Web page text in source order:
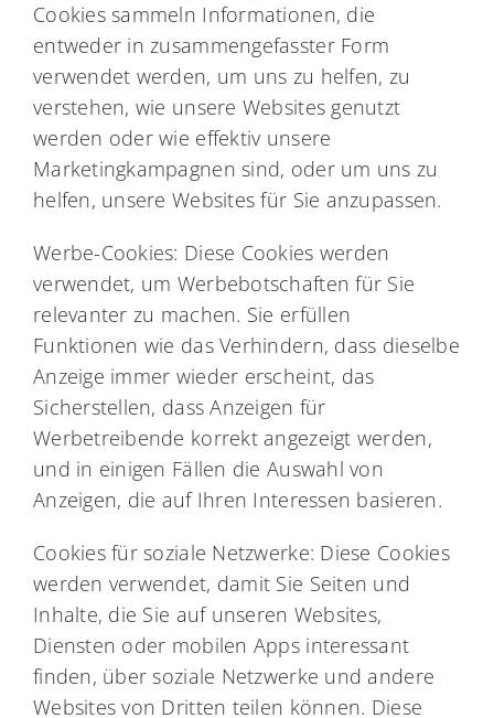
Cookies sammeln Informationen, die
entweder in zusammengefasster Form
verwendet werden, um uns zu helfen, zu
verstehen, wie unsere Websites genutzt
werden oder wie effektiv unsere
Marketingkampagnen sind, oder um uns zu
helfen, unsere Websites für Sie anzupassen.
Werbe-Cookies: Diese Cookies werden
verwendet, um Werbebotschaften für Sie
relevanter zu machen. Sie erfüllen
Funktionen wie das Verhindern, dass dieselbe
Anzeige immer wieder erscheint, das
Sicherstellen, dass Anzeigen für
Werbetreibende korrekt angezeigt werden,
und in einigen Fällen die Auswahl von
Anzeigen, die auf Ihren Interessen basieren.
Cookies für soziale Netzwerke: Diese Cookies
werden verwendet, damit Sie Seiten und
Inhalte, die Sie auf unseren Websites,
Diensten oder mobilen Apps interessant
finden, über soziale Netzwerke und andere
Websites von Dritten teilen können. Diese